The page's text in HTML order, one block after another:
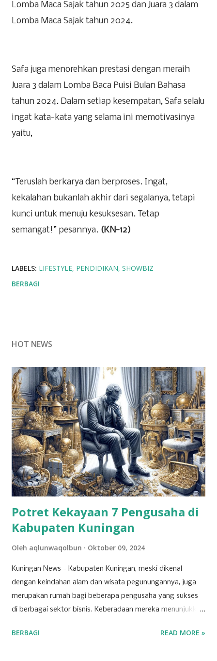
Lomba Maca Sajak tahun 2025 dan Juara 3 dalam
Lomba Maca Sajak tahun 2024.
Safa juga menorehkan prestasi dengan meraih
Juara 3 dalam Lomba Baca Puisi Bulan Bahasa
tahun 2024. Dalam setiap kesempatan, Safa selalu
ingat kata-kata yang selama ini memotivasinya
yaitu,
“Teruslah berkarya dan berproses. Ingat,
kekalahan bukanlah akhir dari segalanya, tetapi
kunci untuk menuju kesuksesan. Tetap
semangat!” pesannya. (KN-12)
LABELS: LIFESTYLE PENDIDIKAN SHOWBIZ
BERBAGI
HOT NEWS
Potret Kekayaan 7 Pengusaha di
Kabupaten Kuningan
Oleh aqlunwaqolbun Oktober 09, 2024
Kuningan News - Kabupaten Kuningan, meski dikenal
dengan keindahan alam dan wisata pegunungannya, juga
merupakan rumah bagi beberapa pengusaha yang sukses
di berbagai sektor bisnis. Keberadaan mereka menunjukkan
berkembang pesat, dipicu oleh inovasi dan ketekunan para
BERBAGI READ MORE »